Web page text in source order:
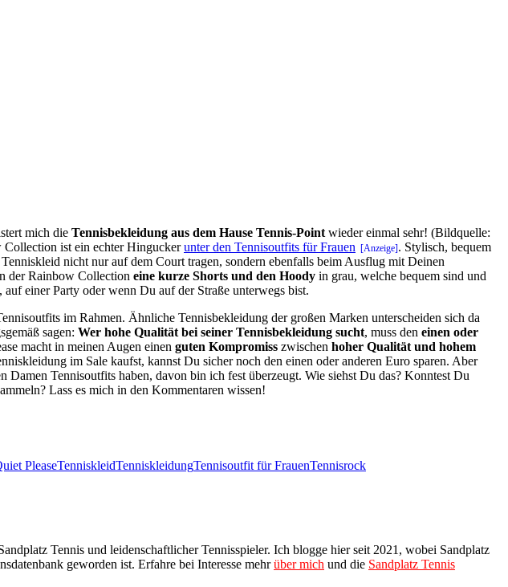
mich die Tennisbekleidung aus dem Hause Tennis-Point wieder einmal sehr! (Bildquelle:
ist ein echter Hinguckerunter den Tennisoutfits für Frauen
. Stylisch, bequem
nicht nur auf dem Court tragen, sondern ebenfalls beim Ausflug mit Deinen
der Rainbow Collection eine kurze Shorts und den Hoody in grau, welche bequem sind und
einer Party oder wenn Du auf der Straße unterwegs bist.
im Rahmen. Ähnliche Tennisbekleidung der großen Marken unterscheiden sich da
sagen: Wer hohe Qualität bei seiner Tennisbekleidung sucht, muss den einen oder
macht in meinen Augen einen guten Kompromiss zwischen hoher Qualität und hohem
im Sale kaufst, kannst Du sicher noch den einen oder anderen Euro sparen. Aber
Tennisoutfits haben, davon bin ich fest überzeugt. Wie siehst Du das? Konntest Du
Lass es mich in den Kommentaren wissen!
PleaseTenniskleidTenniskleidungTennisoutfit für FrauenTennisrock
Tennis und leidenschaftlicher Tennisspieler. Ich blogge hier seit 2021, wobei Sandplatz
geworden ist. Erfahre bei Interesse mehrüber mich und die Sandplatz Tennis